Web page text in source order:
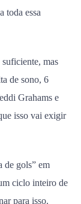
toda essa
mas
de sono, 6
Grahams e
isso vai exigir
de gols” em
ciclo inteiro de
para isso.